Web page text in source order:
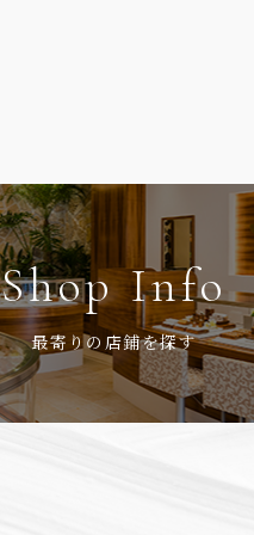
Shop Info
最寄りの店鋪を探す